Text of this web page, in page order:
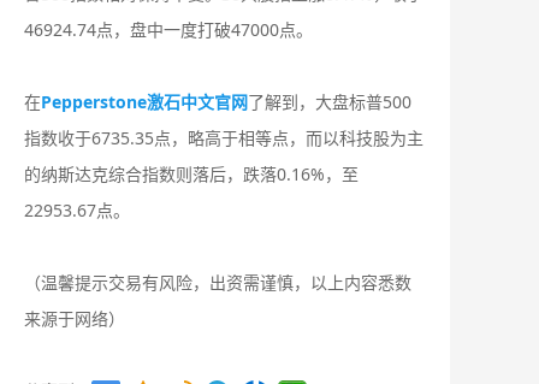
46924.74点，盘中一度打破47000点。
在Pepperstone激石中文官网了解到，大盘标普500
指数收于6735.35点，略高于相等点，而以科技股为主
的纳斯达克综合指数则落后，跌落0.16%，至
22953.67点。
（温馨提示交易有风险，出资需谨慎，以上内容悉数
来源于网络）